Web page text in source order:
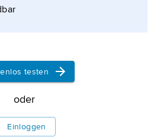
testen
oder
Einloggen